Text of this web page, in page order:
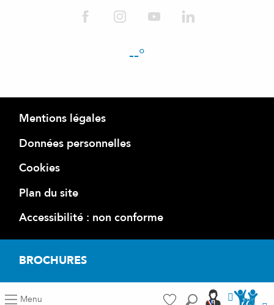
Menu Accéder aus
--°
Mentions légales
Données personnelles
Cookies
Plan du site
Accessibilité : non conforme
BROCHURES